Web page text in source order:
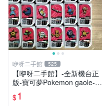
咿呀二手館 525
【咿呀二手館】-全新機台正
版-寶可夢Pokemon gaole-混
各彈寶可夢卡匣- 一星隨機
款、1星不挑款、隨機出貨
$1